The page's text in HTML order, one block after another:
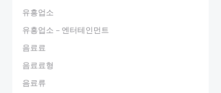
유흥업소
유흥업소 – 엔터테인먼트
음료료
음료료형
음료류